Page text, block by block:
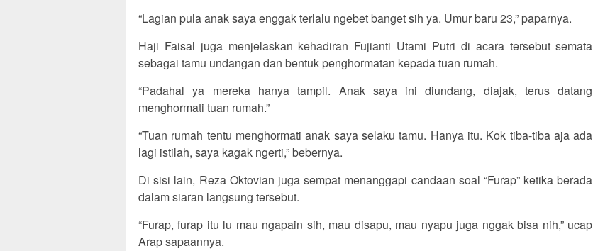
“Lagian pula anak saya enggak terlalu ngebet banget sih ya. Umur baru 23,” paparnya.
Haji Faisal juga menjelaskan kehadiran Fujianti Utami Putri di acara tersebut semata
sebagai tamu undangan dan bentuk penghormatan kepada tuan rumah.
“Padahal ya mereka hanya tampil. Anak saya ini diundang, diajak, terus datang
menghormati tuan rumah.”
“Tuan rumah tentu menghormati anak saya selaku tamu. Hanya itu. Kok tiba-tiba aja ada
lagi istilah, saya kagak ngerti,” bebernya.
Di sisi lain, Reza Oktovian juga sempat menanggapi candaan soal “Furap” ketika berada
dalam siaran langsung tersebut.
“Furap, furap itu lu mau ngapain sih, mau disapu, mau nyapu juga nggak bisa nih,” ucap
Arap sapaannya.